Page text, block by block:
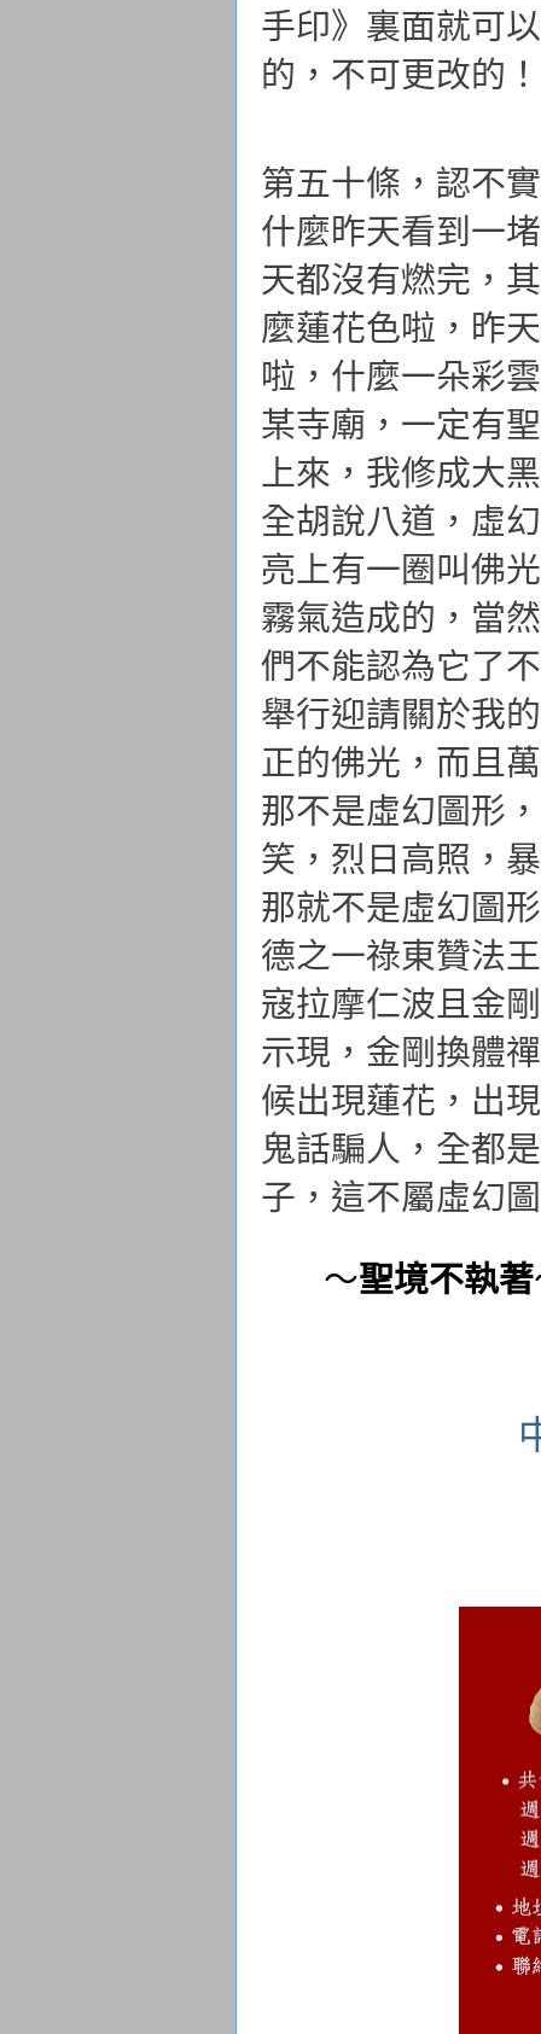
手印》裏面就可
的，不可更改的
第五十條，認不
什麼昨天看到一
天都沒有燃完，
麼蓮花色啦，昨
啦，什麼一朵彩
某寺廟，一定有
上來，我修成大
全胡說八道，虛
亮上有一圈叫佛
霧氣造成的，當
們不能認為它了
舉行迎請關於我
正的佛光，而且
那不是虛幻圖形
笑，烈日高照，
那就不是虛幻圖
德之一祿東贊法
寇拉摩仁波且金
示現，金剛換體
候出現蓮花，出
鬼話騙人，全都
子，這不屬虛幻
～聖境不執著